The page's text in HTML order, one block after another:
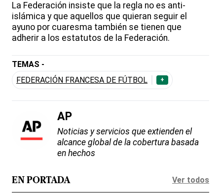
La Federación insiste que la regla no es anti-
islámica y que aquellos que quieran seguir el
ayuno por cuaresma también se tienen que
adherir a los estatutos de la Federación.
TEMAS -
FEDERACIÓN FRANCESA DE FÚTBOL
+
AP
Noticias y servicios que extienden el
alcance global de la cobertura basada
en hechos
EN PORTADA Ver todos